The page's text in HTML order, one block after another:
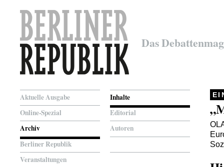
Das
Aktuelle Ausgabe
Online-Spezial
Archiv
Berliner Republik
Veranstaltungen
Inhalte
Editorial
Autoren